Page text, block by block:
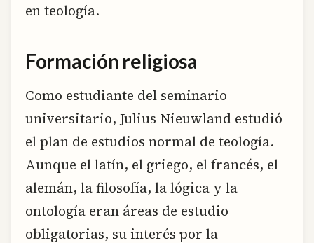
en teología.
Formación religiosa
Como estudiante del seminario
universitario, Julius Nieuwland estudió
el plan de estudios normal de teología.
Aunque el latín, el griego, el francés, el
alemán, la filosofía, la lógica y la
ontología eran áreas de estudio
obligatorias, su interés por la